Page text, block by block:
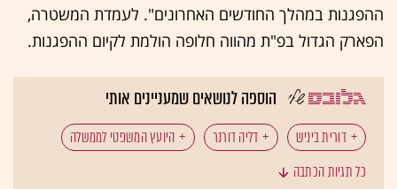
ההפגנות במהלך החודשים האחרונים". לעמדת המשטרה,
הפארק הגדול בפ"ת מהווה חלופה הולמת לקיום ההפגנות.
הוספה לנושאים שמעניינים אותי
דורית ביניש דליה דורנר היועץ המשפטי לממשלה
כל תגיות הכתבה